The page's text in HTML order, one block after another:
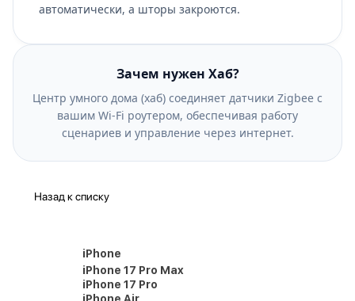
автоматически, а шторы закроются.
Зачем нужен Хаб?
Центр умного дома (хаб) соединяет датчики Zigbee с
вашим Wi-Fi роутером, обеспечивая работу
сценариев и управление через интернет.
Назад к списку
iPhone
iPhone 17 Pro Max
iPhone 17 Pro